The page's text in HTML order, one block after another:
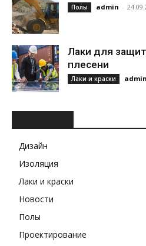
Полы admin -
Лаки для
плесени
Лаки и краски admin
Дизайн
Изоляция
Лаки и краски
Новости
Полы
Проектирование